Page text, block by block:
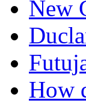
New
How